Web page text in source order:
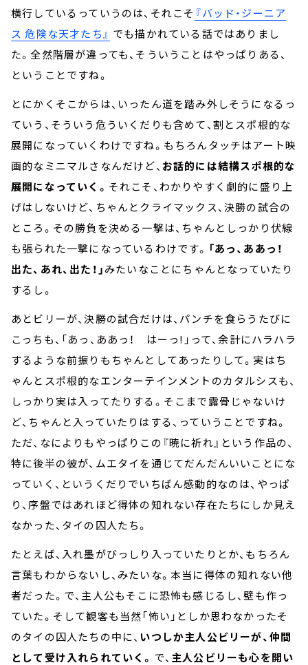
横行しているっていうのは、それこそ 『バッド・ジーニア
ス 危険な天才たち』 でも描かれている話ではありまし
た。全然階層が違っても、そういうことはやっぱりある、
ということですね。
とにかくそこからは、いったん道を踏み外しそうになるっ
ていう、そういう危ういくだりも含めて、割とスポ根的な
展開になっていくわけですね。もちろんタッチはアート映
画的なミニマルさなんだけど、 お話的には結構スポ根的な
展開になっていく。 それこそ、わかりやすく劇的に盛り上
げはしないけど、ちゃんとクライマックス、決勝の試合の
ところ。その勝負を決める一撃は、ちゃんとしっかり伏線
も張られた一撃になっているわけです。 「あっ、ああっ！
出た、あれ、出た！」みたいなことにちゃんとなっていたり
するし。
あとビリーが、決勝の試合だけは、パンチを食らうたびに
こっちも、「あっ、ああっ！ はーっ!」って、余計にハラハラ
するような前振りもちゃんとしてあったりして。実はち
ゃんとスポ根的なエンターテインメントのカタルシスも、
しっかり実は入ってたりする。そこまで露骨じゃないけ
ど、ちゃんと入っていたりはする、っていうことですね。
ただ、なによりもやっぱりこの『暁に祈れ』という作品の、
特に後半の彼が、ムエタイを通じてだんだんいいことにな
っていく、というくだりでいちばん感動的なのは、やっぱ
り、序盤ではあれほど得体の知れない存在たちにしか見え
なかった、タイの囚人たち。
たとえば、入れ墨がびっしり入っていたりとか、もちろん
言葉もわからないし、みたいな。本当に得体の知れない他
者だった。で、主人公もそこに恐怖も感じるし、壁も作っ
ていた。そして観客も当然「怖い」としか思わなかったそ
のタイの囚人たちの中に、 いつしか主人公ビリーが、仲間
として受け入れられていく。 で、 主人公ビリーも心を開い